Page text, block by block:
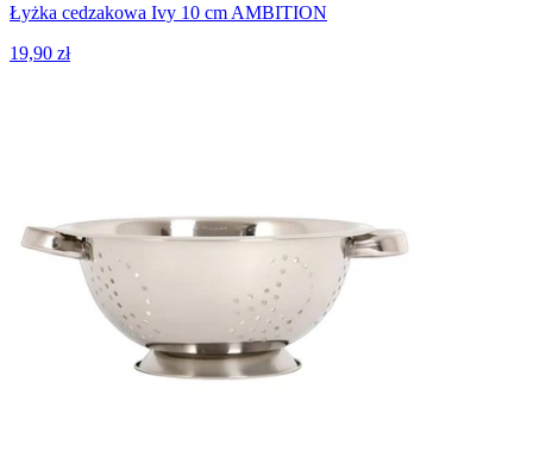
Łyżka cedzakowa Ivy 10 cm AMBITION
19,90 zł